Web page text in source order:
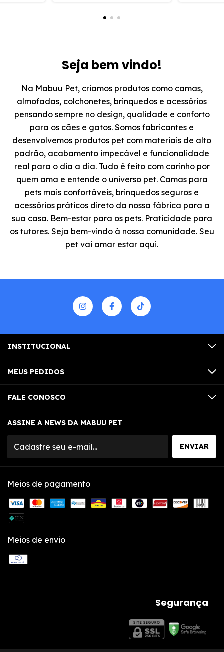
Seja bem vindo!
Na Mabuu Pet, criamos produtos como camas,
almofadas, colchonetes, brinquedos e acessórios
pensando sempre no design, qualidade e conforto
para os cães e gatos. Somos fabricantes e
desenvolvemos produtos pet com materiais de alto
padrão, acabamento impecável e funcionalidade
real para o dia a dia. Tudo é feito com carinho por
quem ama e entende o universo pet. Camas para
pets mais confortáveis, brinquedos seguros e
acessórios práticos direto da nossa fábrica para a
sua casa. Bem-estar para os pets. Praticidade para
os tutores. Seja bem-vindo à nossa comunidade. Seu
pet vai amar estar aqui.
INSTITUCIONAL
MEUS PEDIDOS
FALE CONOSCO
ASSINE A NEWS DA MABUU PET
Meios de pagamento
Meios de envio
Segurança